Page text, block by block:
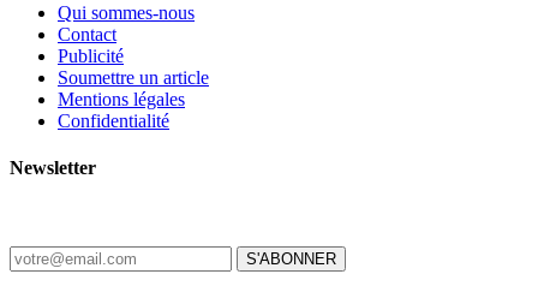
Qui sommes-nous
Contact
Publicité
Soumettre un article
Mentions légales
Confidentialité
Newsletter
S'ABONNER